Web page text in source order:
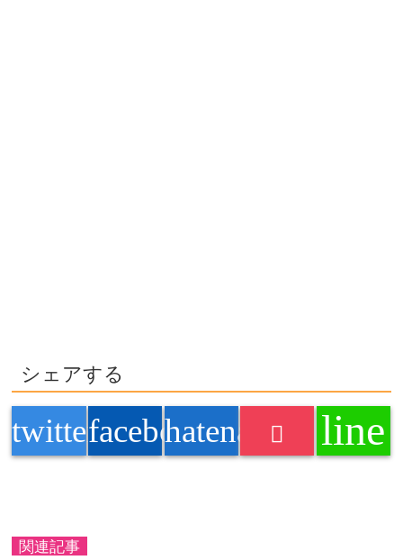
シェアする
twitterfacebookhatenabookmark
line
関連記事